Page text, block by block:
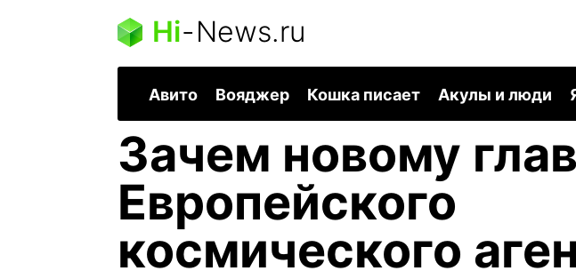
Hi-News.ru
Авито Вояджер Кошка писает Акулы и люди
Зачем новому
Европейского
космического